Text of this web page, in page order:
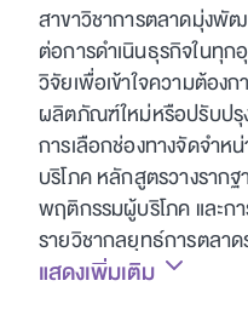
สาขาวิชาการตลาดมุ่งพั
ต่อการดำเนินธุรกิจในทุ
วิจัยเพื่อเข้าใจความต้อ
ผลิตภัณฑ์ใหม่หรือปรับป
การเลือกช่องทางจัดจำห
บริโภค หลักสูตรวางราก
พฤติกรรมผู้บริโภค และ
รายวิชากลยุทธ์การตลาด
วิเคราะห์สถานการณ์และ
แสดงเพิ่มเติม